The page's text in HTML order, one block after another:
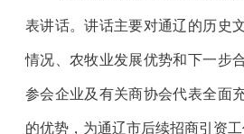
表讲话。讲话主要对通辽的历史
情况、农牧业发展优势和下一步
参会企业及有关商协会代表全面
的优势，为通辽市后续招商引资工